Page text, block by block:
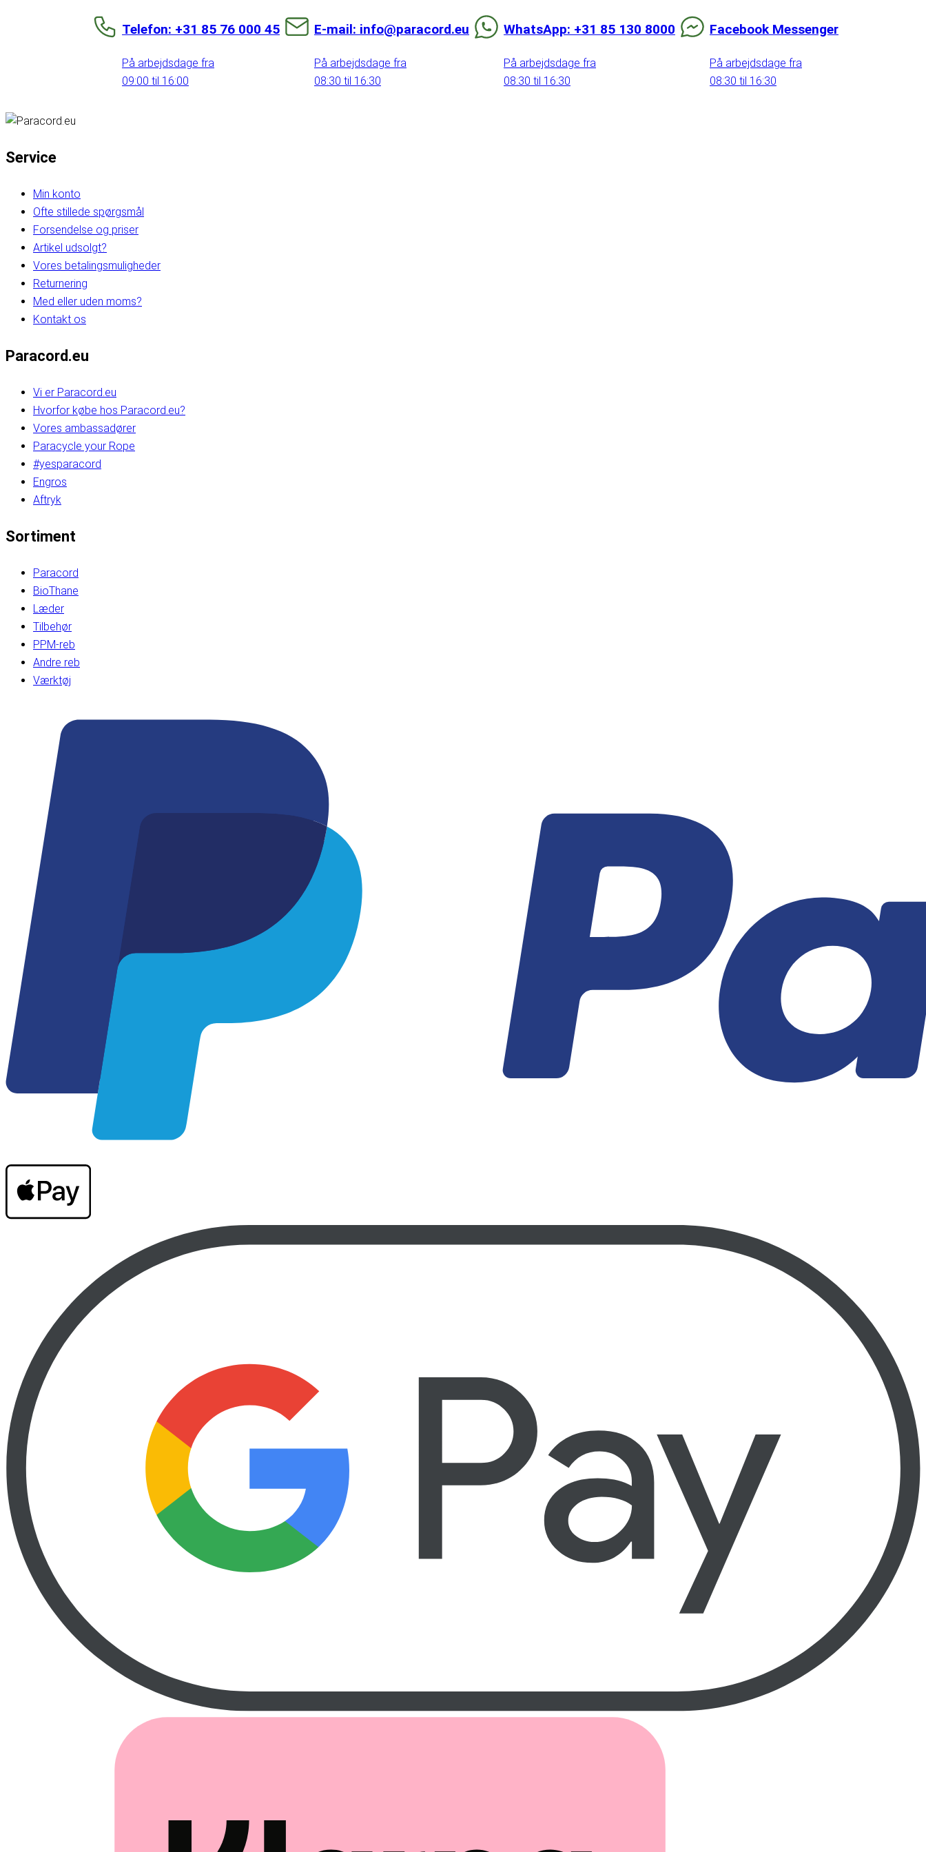
Telefon: +31 85 76 000 45
På arbejdsdage fra
09:00 til 16:00
E-mail: info@paracord.eu
På arbejdsdage fra
08:30 til 16:30
WhatsApp: +31 85 130 8000
På arbejdsdage fra
08:30 til 16:30
Facebook Messenger
På arbejdsdage fra
08:30 til 16:30
Service
Min konto
Ofte stillede spørgsmål
Forsendelse og priser
Artikel udsolgt?
Vores betalingsmuligheder
Returnering
Med eller uden moms?
Kontakt os
Paracord.eu
Vi er Paracord.eu
Hvorfor købe hos Paracord.eu?
Vores ambassadører
Paracycle your Rope
#yesparacord
Engros
Aftryk
Sortiment
Paracord
BioThane
Læder
Tilbehør
PPM-reb
Andre reb
Værktøj